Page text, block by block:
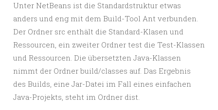
Unter NetBeans ist die Standardstruktur etwas
anders und eng mit dem Build-Tool Ant verbunden.
Der Ordner src enthält die Standard-Klasen und
Ressourcen, ein zweiter Ordner test die Test-Klassen
und Ressourcen. Die übersetzten Java-Klassen
nimmt der Ordner build/classes auf. Das Ergebnis
des Builds, eine Jar-Datei im Fall eines einfachen
Java-Projekts, steht im Ordner dist.